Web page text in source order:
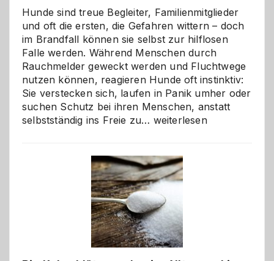
Hunde sind treue Begleiter, Familienmitglieder
und oft die ersten, die Gefahren wittern – doch
im Brandfall können sie selbst zur hilflosen
Falle werden. Während Menschen durch
Rauchmelder geweckt werden und Fluchtwege
nutzen können, reagieren Hunde oft instinktiv:
Sie verstecken sich, laufen in Panik umher oder
suchen Schutz bei ihren Menschen, anstatt
selbstständig ins Freie zu… Wenn
Freund
in
Gefahr
ist:
Brandschutz
für
Hunde
weiterlesen